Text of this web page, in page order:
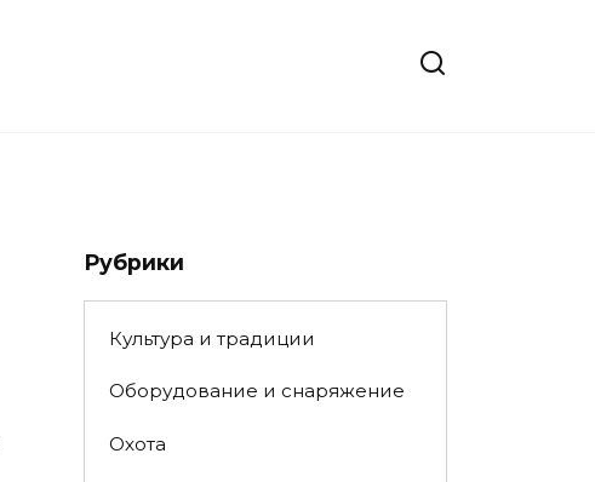
Рубрики
Культура и традиции
Оборудование и снаряжение
Охота